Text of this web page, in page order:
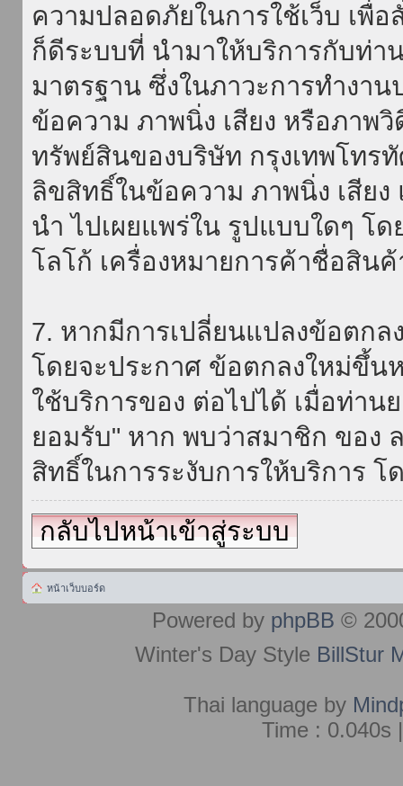
ความปลอดภัยในการใช้เว็บ เพื่
ก็ดีระบบที่ นำมาให้บริการกับท่
มาตรฐาน ซึ่งในภาวะการทำงา
ข้อความ ภาพนิ่ง เสียง หรือภาพ
ทรัพย์สินของบริษัท กรุงเทพโทร
ลิขสิทธิ์ในข้อความ ภาพนิ่ง เสีย
นำ ไปเผยแพร่ใน รูปแบบใดๆ โ
โลโก้ เครื่องหมายการค้าชื่อสิน
7. หากมีการเปลี่ยนแปลงข้อตกล
โดยจะประกาศ ข้อตกลงใหม่ขึ้น
ใช้บริการของ ต่อไปได้ เมื่อท่า
ยอมรับ" หาก พบว่าสมาชิก ของ
สิทธิ์ในการระงับการให้บริการ
กลับไปหน้าเข้าสู่ระบบ
หน้าเว็บบอร์ด
Powered by phpBB ©
Winter's Day Style BillStur
Thai language by
Time : 0.040s